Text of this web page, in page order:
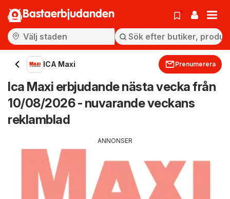
Bastaerbjudanden
ICA Maxi Prenumerera
Ica Maxi erbjudande nästa vecka från
10/08/2026 - nuvarande veckans
reklamblad
ANNONSER